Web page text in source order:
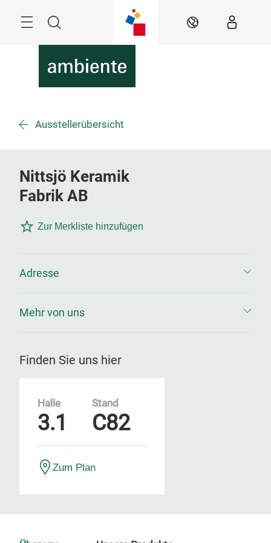
Suche DE
Ausstellerübersicht
Nittsjö Keramik
Fabrik AB
Zur Merkliste hinzufügen
Adresse
Mehr von uns
Finden Sie uns hier
Halle
3.1
Stand
C82
Zum Plan